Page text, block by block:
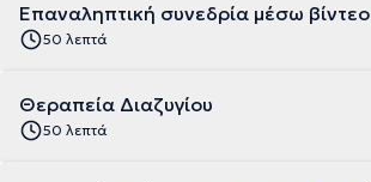
Επαναληπτική συνεδρία μέσω βίντεο
50 λεπτά
Θεραπεία Διαζυγίου
50 λεπτά